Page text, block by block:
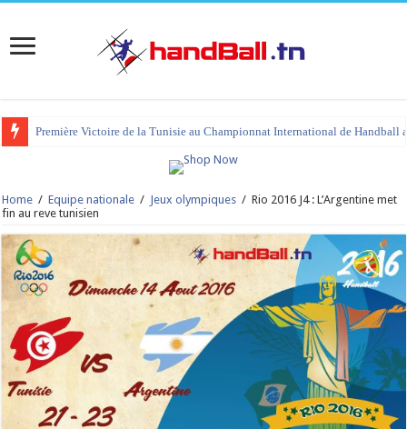
Première Victoire de la Tunisie au Championnat International de Handball
tournoi international Hammamet 2023 : programme et liste des joueurs
Home / Equipe nationale / Jeux olympiques / Rio 2016 J4 : L’Argentine met
fin au reve tunisien